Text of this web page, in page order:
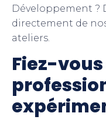
Développement ?
directement de
ateliers.
Fiez-vous